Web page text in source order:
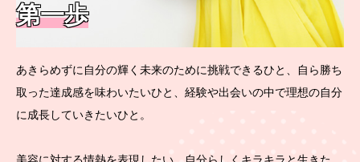
第一歩
あきらめずに自分の輝く未来のために挑戦できるひと、自ら勝ち
取った達成感を味わいたいひと、経験や出会いの中で理想の自分
に成長していきたいひと。